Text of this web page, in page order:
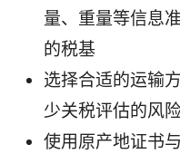
量、重量等信息
的税基
选择合适的运输
少关税评估的风
使用原产地证书